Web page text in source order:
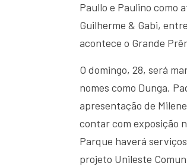
Paullo e Paulino como
Guilherme & Gabi,
acontece o Grande
O domingo, 28, será
nomes como Dunga,
apresentação de
contar com exposição
Parque haverá
projeto Unileste